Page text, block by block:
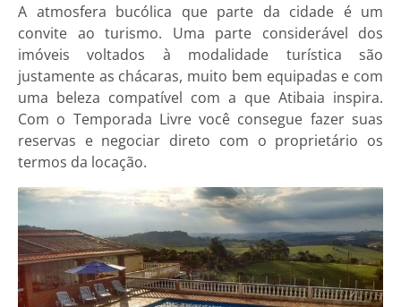
A atmosfera bucólica que parte da cidade é um
convite ao turismo. Uma parte considerável dos
imóveis voltados à modalidade turística são
justamente as chácaras, muito bem equipadas e com
uma beleza compatível com a que Atibaia inspira.
Com o Temporada Livre você consegue fazer suas
reservas e negociar direto com o proprietário os
termos da locação.